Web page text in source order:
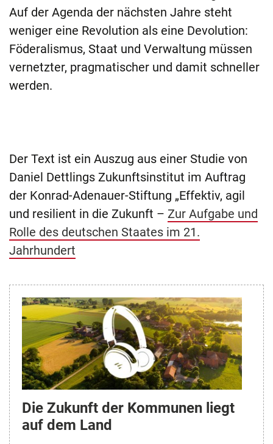
Auf der Agenda der nächsten Jahre steht
weniger eine Revolution als eine Devolution:
Föderalismus, Staat und Verwaltung müssen
vernetzter, pragmatischer und damit schneller
werden.
Der Text ist ein Auszug aus einer Studie von
Daniel Dettlings Zukunftsinstitut im Auftrag
der Konrad-Adenauer-Stiftung „Effektiv, agil
und resilient in die Zukunft – Zur Aufgabe und
Rolle des deutschen Staates im 21.
Jahrhundert
Die Zukunft der Kommunen liegt
auf dem Land